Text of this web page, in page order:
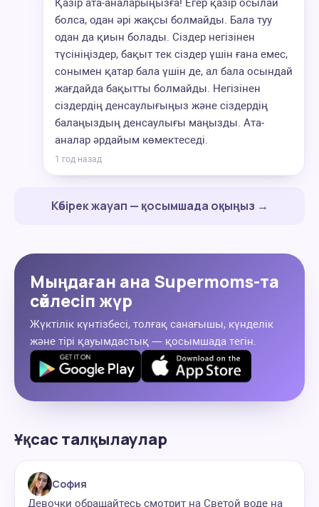
Қазір ата-аналарыңызға! Егер қазір осылай
болса, одан әрі жақсы болмайды. Бала туу
одан да қиын болады. Сіздер негізінен
түсініңіздер, бақыт тек сіздер үшін ғана емес,
сонымен қатар бала үшін де, ал бала осындай
жағдайда бақытты болмайды. Негізінен
сіздердің денсаулығыңыз және сіздердің
балаңыздың денсаулығы маңызды. Ата-
аналар әрдайым көмектеседі.
1 год назад
Көбірек жауап — қосымшада оқыңыз →
Мыңдаған ана Supermoms-та
сөйлесіп жүр
Жүктілік күнтізбесі, толғақ санағышы, күнделік
және тірі қауымдастық — қосымшада тегін.
Ұқсас талқылаулар
София
Девочки обращайтесь смотрит на Светой воде на